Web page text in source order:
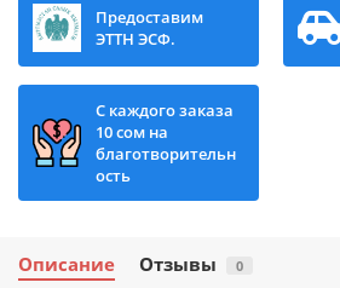
Предоставим
ЭТТН ЭСФ.
С каждого заказа
10 сом на
благотворительн
ость
Описание Отзывы 0